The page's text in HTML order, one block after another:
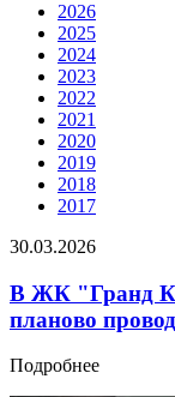
2026
2025
2024
2023
2022
2021
2020
2019
2018
2017
30.03.2026
В ЖК "Гранд
планово
Подробнее